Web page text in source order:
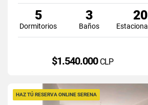
5
Dormitorios
3
Baños
20
$1.540.000 CLP
HAZ TÚ RESERVA ONLINE SERENA